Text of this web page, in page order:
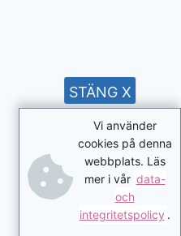
Vi använder
cookies på denna
webbplats. Läs
mer i vår data-
och
integritetspolicy .
STÄNG X